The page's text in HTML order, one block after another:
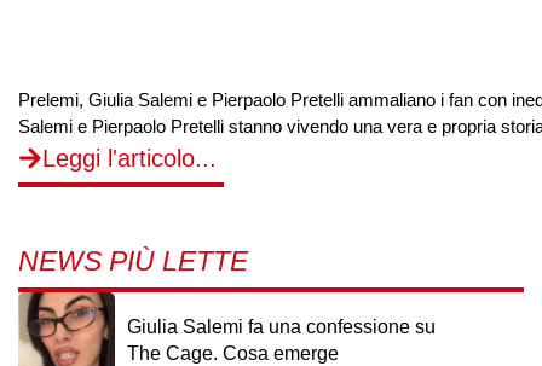
Prelemi, Giulia Salemi e Pierpaolo Pretelli ammaliano i fan con
Salemi e Pierpaolo Pretelli stanno vivendo una vera e propria
Leggi l'articolo...
NEWS PIÙ LETTE
Giulia Salemi fa una confessione su
The Cage. Cosa emerge